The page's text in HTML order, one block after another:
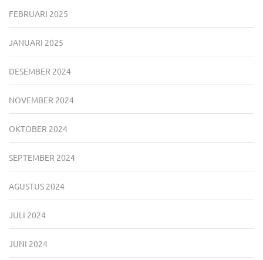
FEBRUARI 2025
JANUARI 2025
DESEMBER 2024
NOVEMBER 2024
OKTOBER 2024
SEPTEMBER 2024
AGUSTUS 2024
JULI 2024
JUNI 2024